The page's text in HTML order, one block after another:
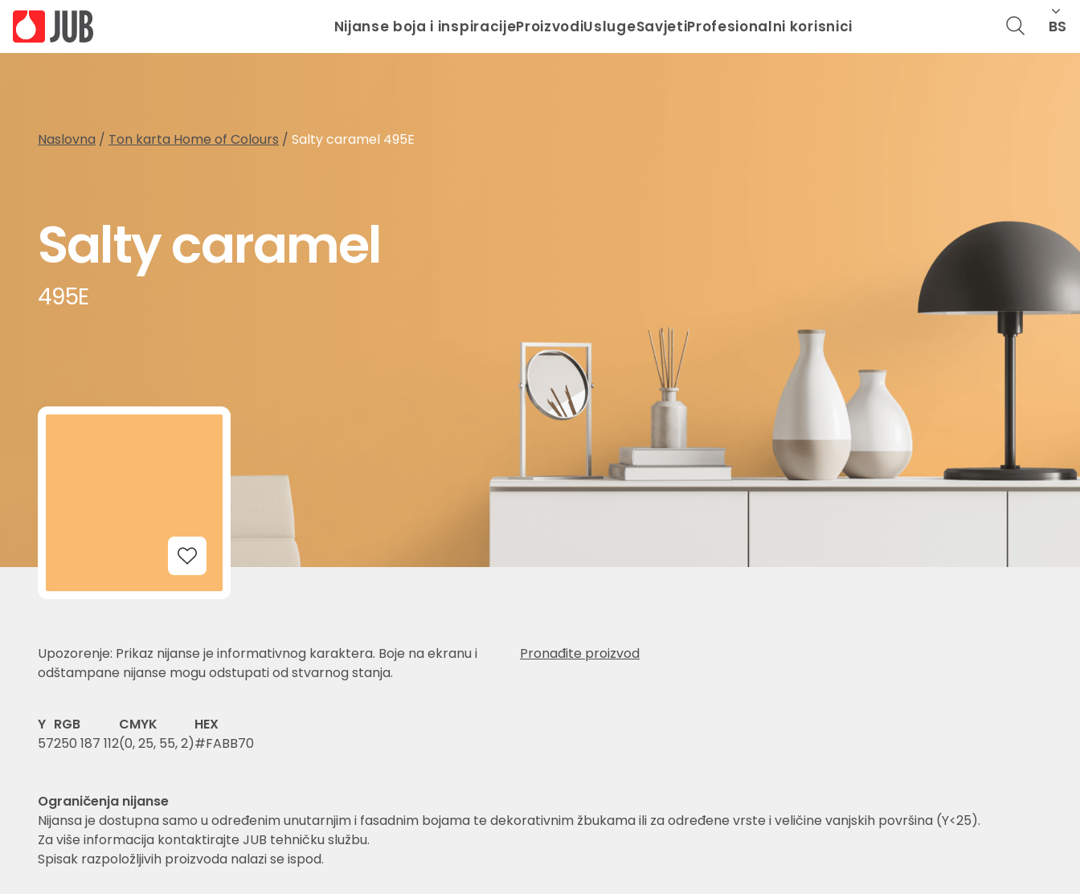
Nijanse boja i inspiracijeProizvodiUslugeSavjetiProfesionalni korisnici BS
Naslovna / Ton karta Home of Colours / Salty caramel 495E
Salty caramel
495E
Add to Wishlist
Upozorenje: Prikaz nijanse je informativnog karaktera. Boje na ekranu i
odštampane nijanse mogu odstupati od stvarnog stanja.
Pronađite proizvod
Y
57
RGB
250 187 112
CMYK
(0, 25, 55, 2)
HEX
#FABB70
Ograničenja nijanse
Nijansa je dostupna samo u određenim unutarnjim i fasadnim bojama te dekorativnim žbukama ili za određene vrste i veličine vanjskih površina (Y<25).
Za više informacija kontaktirajte JUB tehničku službu.
Spisak razpoložljivih proizvoda nalazi se ispod.